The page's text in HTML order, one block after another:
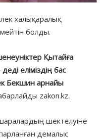
халықаралық
болды.
Қытайға
еліміздің бас
Бекшин арнайы
zakon.kz.
шектелуіне
демалыс